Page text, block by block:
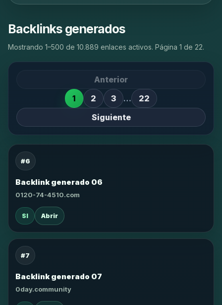
Backlinks generados
Mostrando 1–500 de 10.889 enlaces activos. Página 1 de 22.
Anterior
1
2 3 …
22
Siguiente
#6
Backlink generado 06
0120-74-4510.com
SI Abrir
#7
Backlink generado 07
0day.community